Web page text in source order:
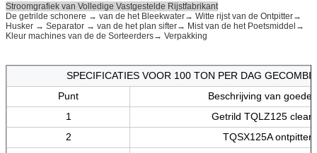
Stroomgrafiek van Volledige Vastgestelde Rijstfabrikant
De getrilde schonere → van de het Bleekwater→ Witte rijst van de Ontpitter→
Husker → Separator → van de het plan sifter→ Mist van de het Poetsmiddel→
Kleur machines van de de Sorteerders→ Verpakking
SPECIFICATIES VOOR 100 TON PER DAG
Punt
Beschrijving van
1
Getrild TQLZ125
2
TQSX125A ontpitter